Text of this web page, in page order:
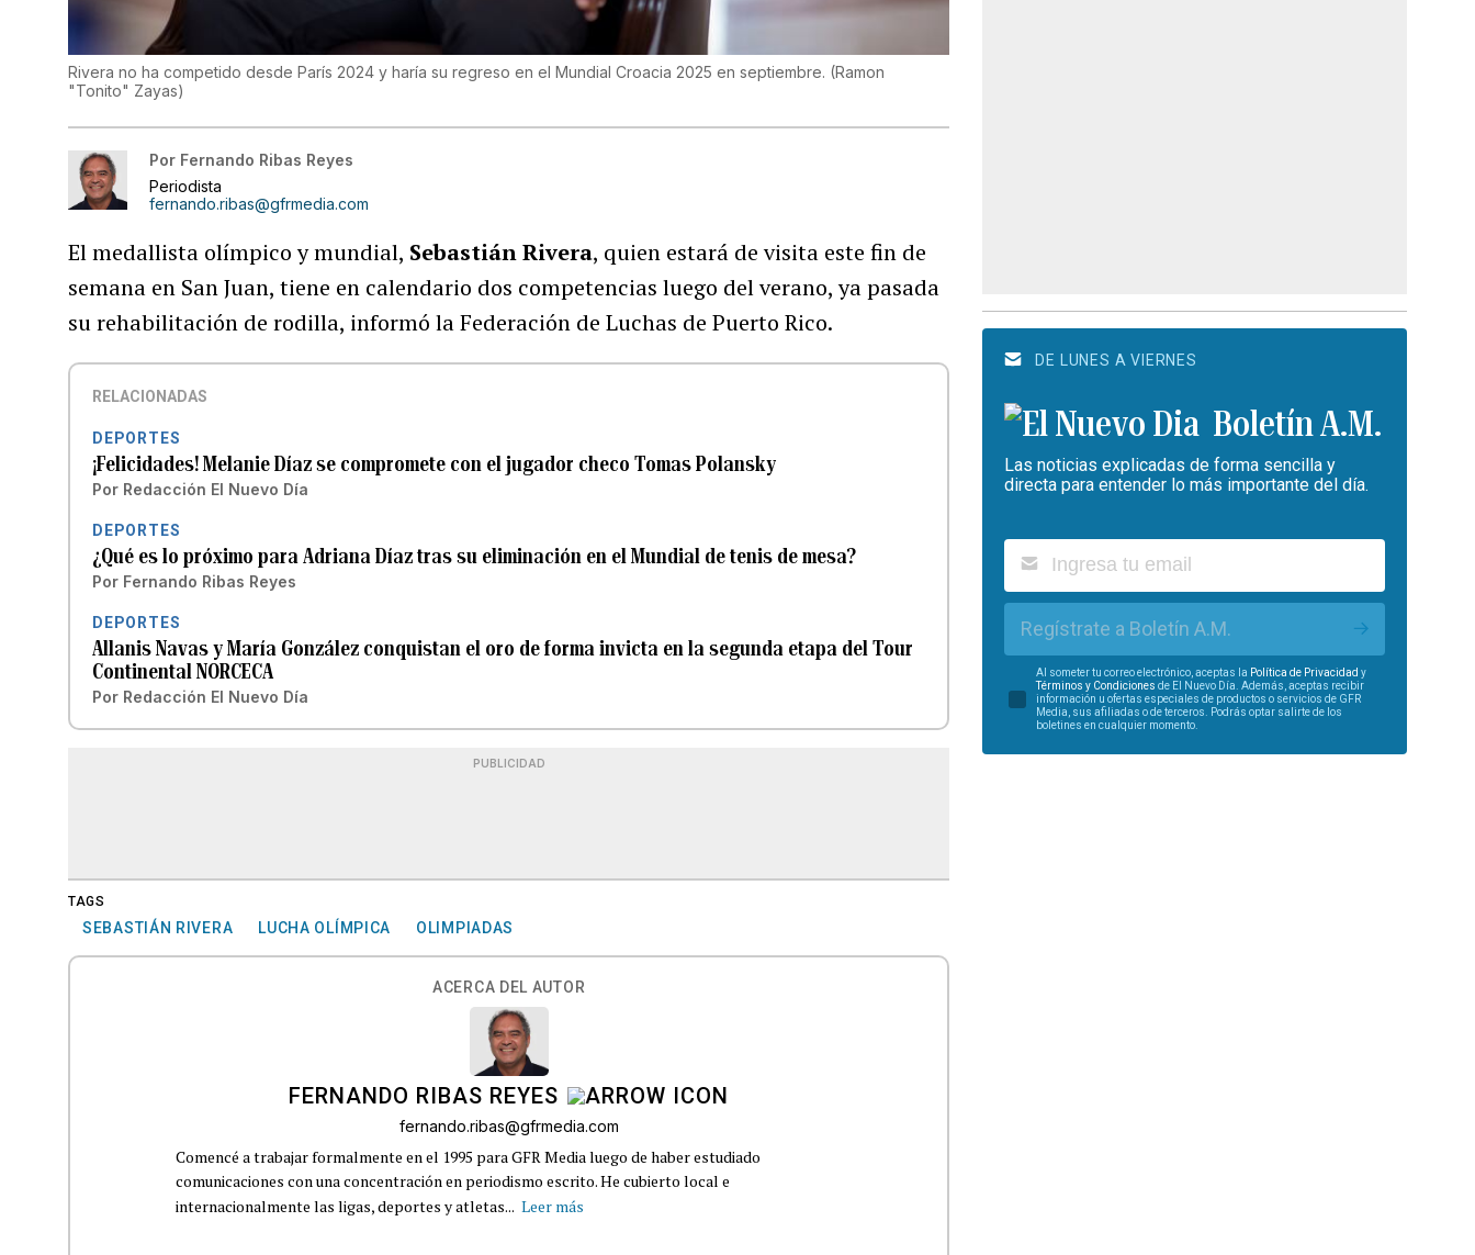
Rivera no ha competido desde París 2024 y haría su regreso en el Mundial Croacia 2025 en septiembre. (Ramon
"Tonito" Zayas)
Por Fernando Ribas Reyes
Periodista
fernando.ribas@gfrmedia.com
El medallista olímpico y mundial, Sebastián Rivera, quien estará de visita este fin de
semana en San Juan, tiene en calendario dos competencias luego del verano, ya pasada
su rehabilitación de rodilla, informó la Federación de Luchas de Puerto Rico.
RELACIONADAS
DEPORTES
¡Felicidades! Melanie Díaz se compromete con el jugador checo Tomas Polansky
Por Redacción El Nuevo Día
DEPORTES
¿Qué es lo próximo para Adriana Díaz tras su eliminación en el Mundial de tenis de mesa?
Por Fernando Ribas Reyes
DEPORTES
Allanis Navas y María González conquistan el oro de forma invicta en la segunda etapa del Tour
Continental NORCECA
Por Redacción El Nuevo Día
PUBLICIDAD
TAGS
SEBASTIÁN RIVERA LUCHA OLÍMPICA OLIMPIADAS
ACERCA DEL AUTOR
FERNANDO RIBAS REYES
fernando.ribas@gfrmedia.com
Comencé a trabajar formalmente en el 1995 para GFR Media luego de haber estudiado
comunicaciones con una concentración en periodismo escrito. He cubierto local e
internacionalmente las ligas, deportes y atletas... Leer más
DE LUNES A VIERNES
Boletín A.M.
Las noticias explicadas de forma sencilla y
directa para entender lo más importante del día.
Regístrate a Boletín A.M.
Al someter tu correo electrónico, aceptas la Política de Privacidad y
Términos y Condiciones de El Nuevo Día. Además, aceptas recibir
información u ofertas especiales de productos o servicios de GFR
Media, sus afiliadas o de terceros. Podrás optar salirte de los
boletines en cualquier momento.